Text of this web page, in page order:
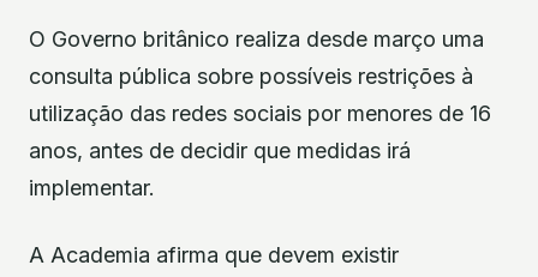
O Governo britânico realiza desde março uma
consulta pública sobre possíveis restrições à
utilização das redes sociais por menores de 16
anos, antes de decidir que medidas irá
implementar.
A Academia afirma que devem existir